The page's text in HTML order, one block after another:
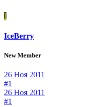
I
IceBerry
New Member
26 Ноя 2011
#1
26 Ноя 2011
#1